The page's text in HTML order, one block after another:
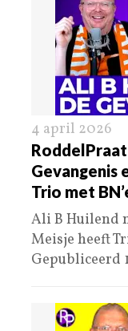
4 april 2026
Gevangenis
Trio met
Ali B Huilend
Meisje heeft
Gepubliceerd